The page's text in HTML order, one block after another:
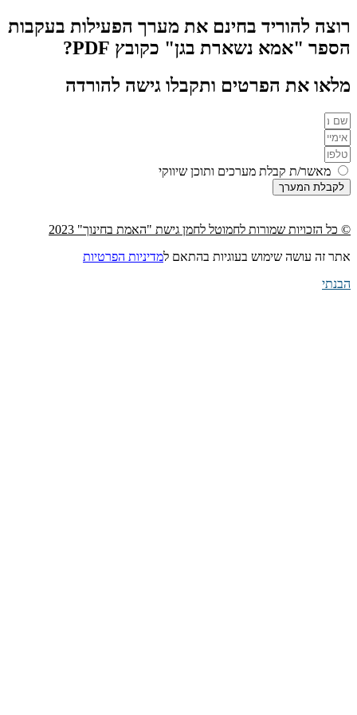
רוצה להוריד בחינם את מערך הפעילות בעקבות
הספר "אמא נשארת בגן" כקובץ PDF?
מלאו את הפרטים ותקבלו גישה להורדה
מאשר/ת קבלת מערכים ותוכן שיווקי
לקבלת המערך
© כל הזכויות שמורות לחמוטל לחמן גישת "האמת בחינוך" 2023
אתר זה עושה שימוש בעוגיות בהתאם למדיניות הפרטיות
הבנתי